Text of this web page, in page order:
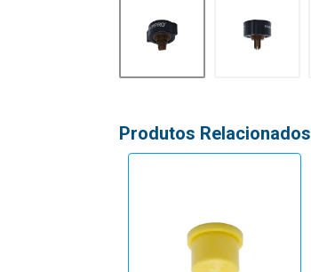
Produtos Relacionados